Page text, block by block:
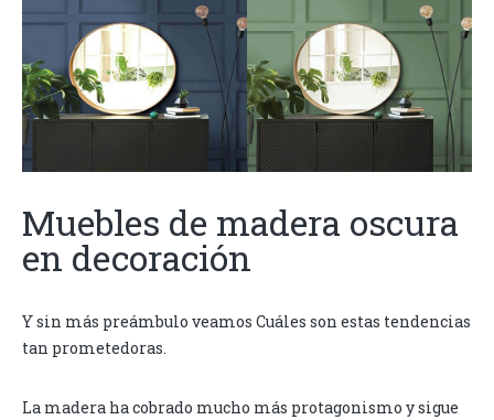
Muebles de madera oscura
en decoración
Y sin más preámbulo veamos Cuáles son estas tendencias
tan prometedoras.
La madera ha cobrado mucho más protagonismo y sigue